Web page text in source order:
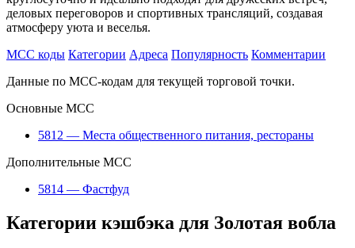
деловых переговоров и спортивных трансляций, создавая
атмосферу уюта и веселья.
MCC коды Категории Адреса Популярность Комментарии
Данные по MCC-кодам для текущей торговой точки.
Основные MCC
5812 — Места общественного питания, рестораны
Дополнительные MCC
5814 — Фастфуд
Категории кэшбэка для Золотая вобла